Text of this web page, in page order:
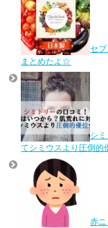
セ
まとめたよ☆
シ
てシミウスより圧倒
赤